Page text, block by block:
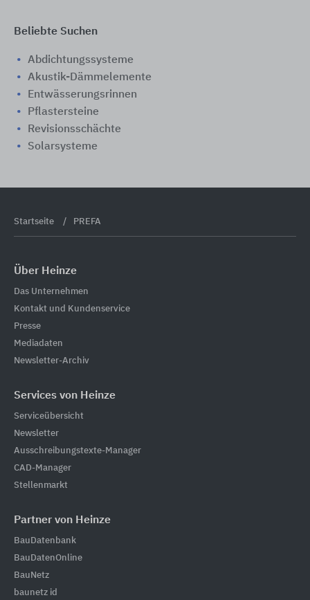
Beliebte Suchen
Abdichtungssysteme
Akustik-Dämmelemente
Entwässerungsrinnen
Pflastersteine
Revisionsschächte
Solarsysteme
Startseite PREFA
Über Heinze
Das Unternehmen
Kontakt und Kundenservice
Presse
Mediadaten
Newsletter-Archiv
Services von Heinze
Serviceübersicht
Newsletter
Ausschreibungstexte-Manager
CAD-Manager
Stellenmarkt
Partner von Heinze
BauDatenbank
BauDatenOnline
BauNetz
baunetz id